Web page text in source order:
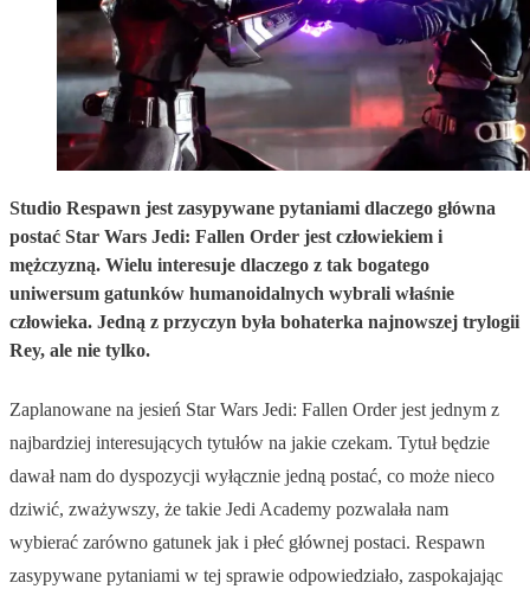
Studio Respawn jest zasypywane pytaniami dlaczego główna
postać Star Wars Jedi: Fallen Order jest człowiekiem i
mężczyzną. Wielu interesuje dlaczego z tak bogatego
uniwersum gatunków humanoidalnych wybrali właśnie
człowieka. Jedną z przyczyn była bohaterka najnowszej trylogii
Rey, ale nie tylko.
Zaplanowane na jesień Star Wars Jedi: Fallen Order jest jednym z
najbardziej interesujących tytułów na jakie czekam. Tytuł będzie
dawał nam do dyspozycji wyłącznie jedną postać, co może nieco
dziwić, zważywszy, że takie Jedi Academy pozwalała nam
wybierać zarówno gatunek jak i płeć głównej postaci. Respawn
zasypywane pytaniami w tej sprawie odpowiedziało, zaspokajając